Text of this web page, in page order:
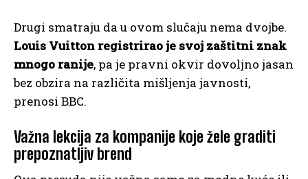
Drugi smatraju da u ovom slučaju nema dvojbe.
Louis Vuitton registrirao je svoj zaštitni znak
mnogo ranije, pa je pravni okvir dovoljno jasan
bez obzira na različita mišljenja javnosti,
prenosi BBC.
Važna lekcija za kompanije koje žele graditi
prepoznatljiv brend